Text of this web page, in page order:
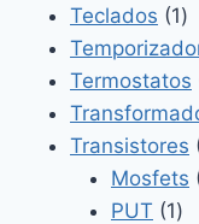
Teclados 11
Termostatos
Transistores
Mosfets
PUT 11